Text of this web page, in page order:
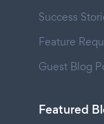
Success
Feature
Guest Blog
Featured